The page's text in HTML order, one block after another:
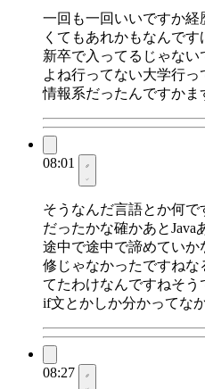
一回も一回いいですか
くてもあれかもなんで
新卒で入ってるじゃな
よね行ってない大学行
情報系だったんですかま
08:01
そうなんだ言語とか何で
だったかな確かあとJava
途中で途中で諦めてい
修じゃなかったですねな
てたわけなんですねそう
if文とかしか分かってな
08:27